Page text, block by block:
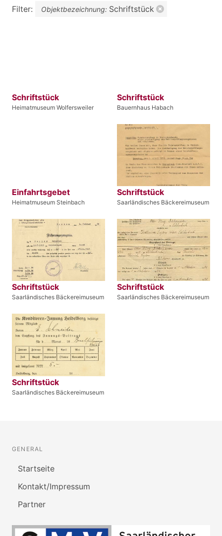
Filter: Objektbezeichnung: Schriftstück
Schriftstück
Heimatmuseum Wolfersweiler
Schriftstück
Bauernhaus Habach
Einfahrtsgebet
Heimatmuseum Steinbach
Schriftstück
Saarländisches Bäckereimuseum
Schriftstück
Saarländisches Bäckereimuseum
Schriftstück
Saarländisches Bäckereimuseum
Schriftstück
Saarländisches Bäckereimuseum
GENERAL
Startseite
Kontakt/Impressum
Partner